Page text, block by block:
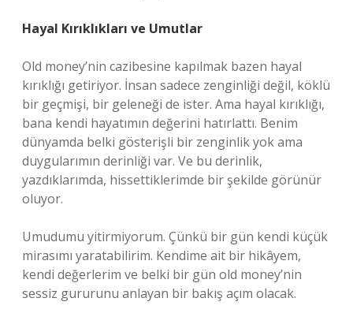
Hayal Kırıklıkları ve Umutlar
Old money’nin cazibesine kapılmak bazen hayal
kırıklığı getiriyor. İnsan sadece zenginliği değil, köklü
bir geçmişi, bir geleneği de ister. Ama hayal kırıklığı,
bana kendi hayatımın değerini hatırlattı. Benim
dünyamda belki gösterişli bir zenginlik yok ama
duygularımın derinliği var. Ve bu derinlik,
yazdıklarımda, hissettiklerimde bir şekilde görünür
oluyor.
Umudumu yitirmiyorum. Çünkü bir gün kendi küçük
mirasımı yaratabilirim. Kendime ait bir hikâyem,
kendi değerlerim ve belki bir gün old money’nin
sessiz gururunu anlayan bir bakış açım olacak.